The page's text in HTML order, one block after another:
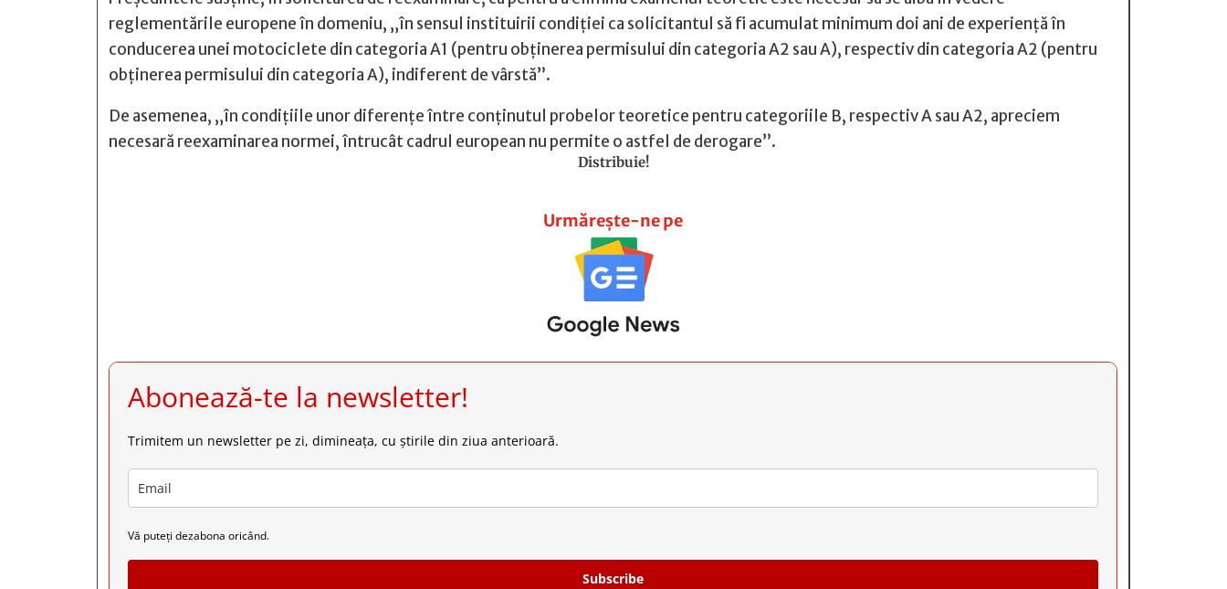
reglementările europene în domeniu, „în sensul instituirii condiției ca solicitantul să fi acumulat minimum doi ani de experiență în
conducerea unei motociclete din categoria A1 (pentru obținerea permisului din categoria A2 sau A), respectiv din categoria A2 (pentru
obținerea permisului din categoria A), indiferent de vârstă”.
De asemenea, „în condițiile unor diferențe între conținutul probelor teoretice pentru categoriile B, respectiv A sau A2, apreciem
necesară reexaminarea normei, întrucât cadrul european nu permite o astfel de derogare”.
Distribuie!
Urmărește-ne pe
Abonează-te la newsletter!
Trimitem un newsletter pe zi, dimineața, cu știrile din ziua anterioară.
Vă puteți dezabona oricând.
Subscribe